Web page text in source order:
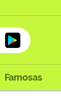
Famosas